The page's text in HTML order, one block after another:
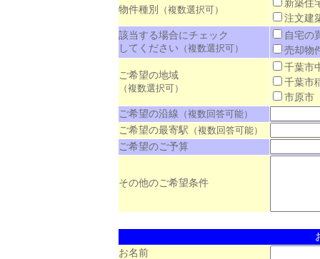
物件種別 （複数選択可）
新築
注文
該当する場合にチェック
してください （複数選択可）
自宅
売却
ご希望の地域
（複数選択可）
千葉
千葉
市原
ご希望の沿線 （複数回答可能）
ご希望の最寄駅 （複数回答可能）
ご希望のご予算
その他のご希望条件
お名前